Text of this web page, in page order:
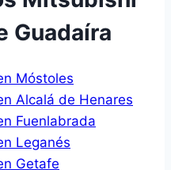
Guadaíra
Móstoles
Alcalá de Henares
Fuenlabrada
Leganés
Getafe